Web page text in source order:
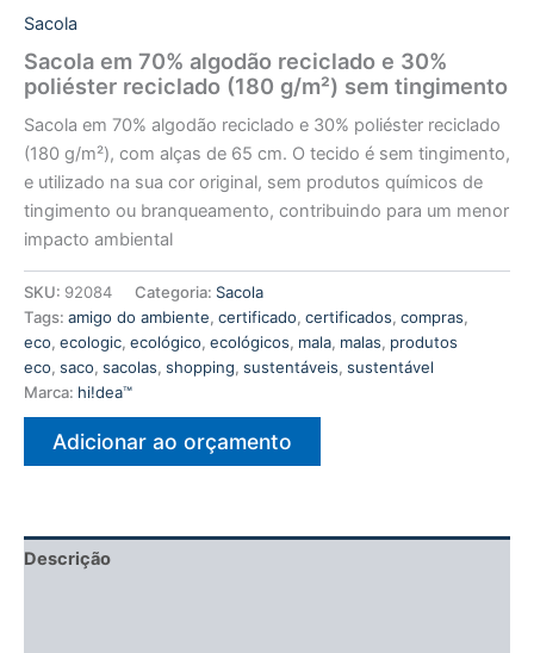
Sacola
Sacola em 70% algodão reciclado e 30%
poliéster reciclado (180 g/m²) sem tingimento
Sacola em 70% algodão reciclado e 30% poliéster reciclado
(180 g/m²), com alças de 65 cm. O tecido é sem tingimento,
e utilizado na sua cor original, sem produtos químicos de
tingimento ou branqueamento, contribuindo para um menor
impacto ambiental
SKU: 92084 Categoria: Sacola
Tags: amigo do ambiente, certificado, certificados, compras,
eco, ecologic, ecológico, ecológicos, mala, malas, produtos
eco, saco, sacolas, shopping, sustentáveis, sustentável
Marca: hi!dea™
Adicionar ao orçamento
Descrição